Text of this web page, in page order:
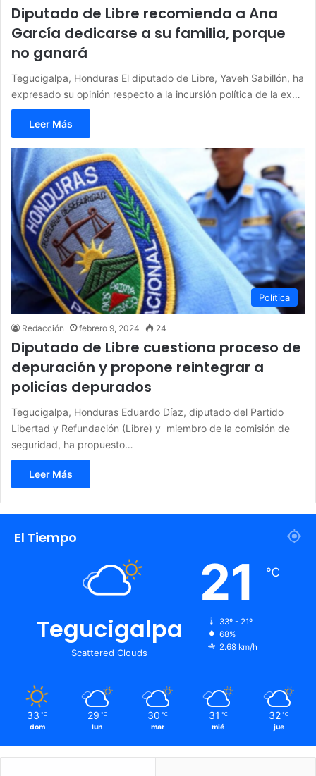
Diputado de Libre recomienda a Ana
García dedicarse a su familia, porque
no ganará
Tegucigalpa, Honduras El diputado de Libre, Yaveh Sabillón, ha
expresado su opinión respecto a la incursión política de la ex…
Leer Más
Política
Redacción febrero 9, 2024 24
Diputado de Libre cuestiona proceso de
depuración y propone reintegrar a
policías depurados
Tegucigalpa, Honduras Eduardo Díaz, diputado del Partido
Libertad y Refundación (Libre) y miembro de la comisión de
seguridad, ha propuesto…
Leer Más
El Tiempo
Tegucigalpa
Scattered Clouds
21 ℃
33º - 21º
68%
2.68 km/h
33 ℃
dom
29 ℃
lun
30 ℃
mar
31 ℃
mié
32 ℃
jue